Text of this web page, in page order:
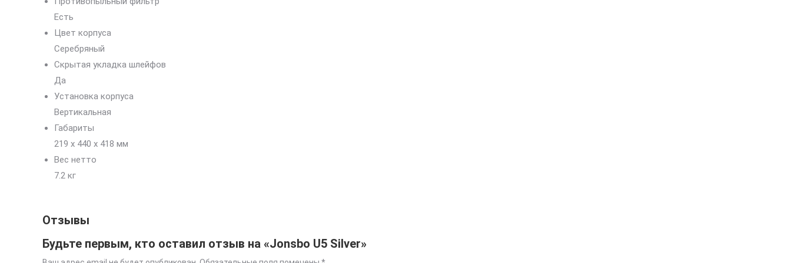
Есть
Цвет корпуса
Серебряный
Скрытая укладка шлейфов
Да
Установка корпуса
Вертикальная
Габариты
219 x 440 x 418 мм
Вес нетто
7.2 кг
Отзывы
Будьте первым, кто оставил отзыв на «Jonsbo U5 Silver»